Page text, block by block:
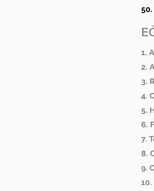
1.
2.
3.
4.
5.
6.
7.
8.
9.